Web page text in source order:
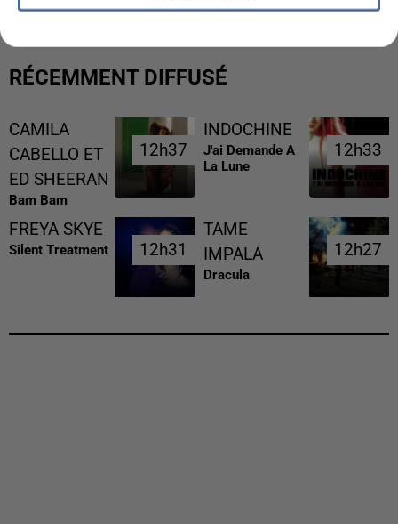
RÉCEMMENT DIFFUSÉ
CAMILA
CABELLO ET
ED SHEERAN
Bam Bam
12h37
12h37
INDOCHINE
J'ai Demande A
La Lune
12h33
12h33
FREYA SKYE
Silent Treatment 12h31
12h31
TAME
IMPALA
Dracula
12h27
12h27